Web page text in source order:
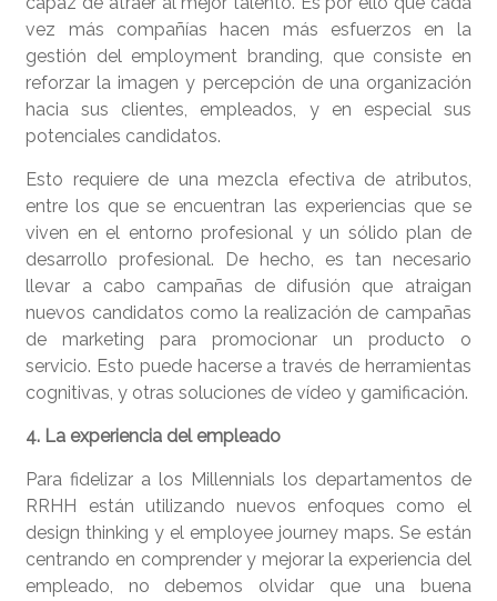
vez más compañías hacen más esfuerzos en la
gestión del employment branding, que consiste en
reforzar la imagen y percepción de una organización
hacia sus clientes, empleados, y en especial sus
potenciales candidatos.
Esto requiere de una mezcla efectiva de atributos,
entre los que se encuentran las experiencias que se
viven en el entorno profesional y un sólido plan de
desarrollo profesional. De hecho, es tan necesario
llevar a cabo campañas de difusión que atraigan
nuevos candidatos como la realización de campañas
de marketing para promocionar un producto o
servicio. Esto puede hacerse a través de herramientas
cognitivas, y otras soluciones de vídeo y gamificación.
4. La experiencia del empleado
Para fidelizar a los Millennials los departamentos de
RRHH están utilizando nuevos enfoques como el
design thinking y el employee journey maps. Se están
centrando en comprender y mejorar la experiencia del
empleado, no debemos olvidar que una buena